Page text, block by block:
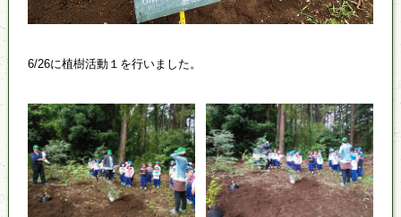
6/26に植樹活動１を行いました。